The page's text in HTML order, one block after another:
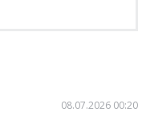
08.07.2026 00:20